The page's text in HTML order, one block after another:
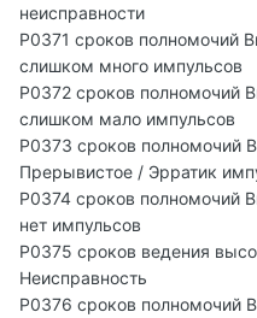
неисправности
P0371 сроков полномочий
слишком много импульсов
P0372 сроков полномочий
слишком мало импульсов
P0373 сроков полномочий
Прерывистое / Эрратик
P0374 сроков полномочий
нет импульсов
P0375 сроков ведения
Неисправность
P0376 сроков полномочий